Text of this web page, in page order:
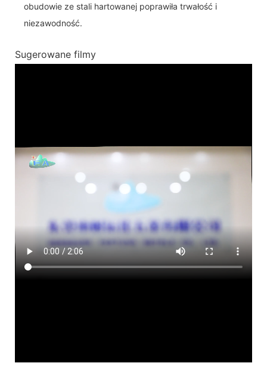
obudowie ze stali hartowanej poprawiła trwałość i
niezawodność.
Sugerowane filmy